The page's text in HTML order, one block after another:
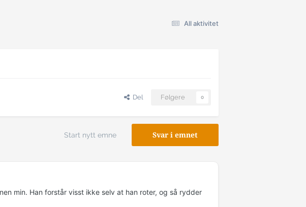
All aktivitet
Del Følgere 0
Svar i emnet
Start nytt emne
min. Han forstår visst ikke selv at han roter, og så rydder